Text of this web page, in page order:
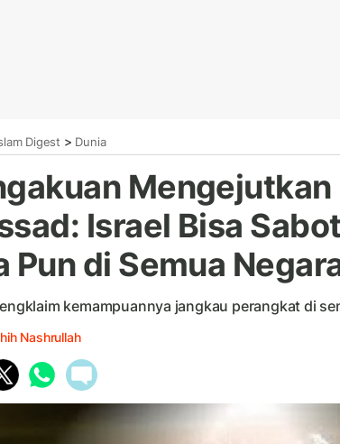
Digest > Dunia
Israel Bisa
Pun di Semua
kemampuannya jangkau perangkat di
Nashrullah